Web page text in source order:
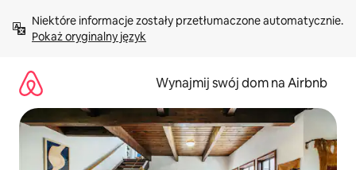
treści Pokaż oryginalny język
Wynajmij swój dom na Airbnb